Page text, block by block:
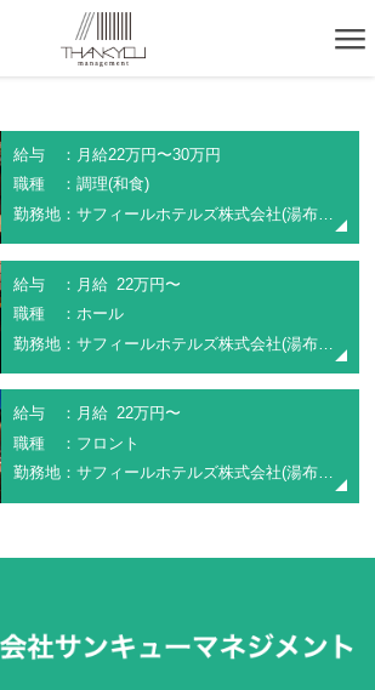
給与 ：月給22万円〜30万円
職種 ：調理(和食)
勤務地：サフィールホテルズ株式会社(湯布院やわらぎの郷やどや)
給与 ：月給 22万円〜
職種 ：ホール
勤務地：サフィールホテルズ株式会社(湯布院やわらぎの郷やどや)
給与 ：月給 22万円〜
職種 ：フロント
勤務地：サフィールホテルズ株式会社(湯布院やわらぎの郷やどや)